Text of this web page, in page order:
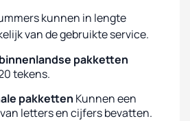
kunnen in lengte
van de gebruikte service.
pakketten
tekens.
pakketten Kunnen een
letters en cijfers bevatten.